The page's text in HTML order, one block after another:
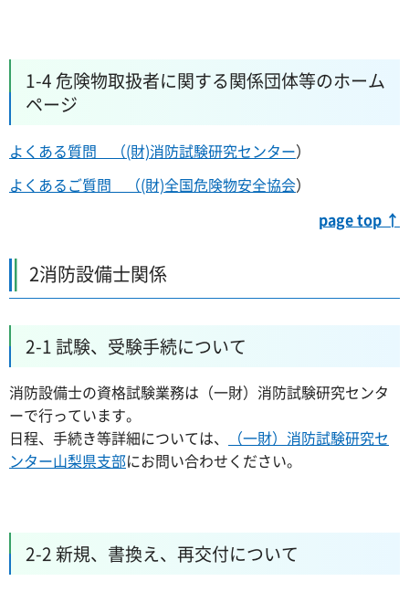
1-4 危険物取扱者に関する関係団体等のホーム
ページ
よくある質問 （(財)消防試験研究センター）
よくあるご質問 （(財)全国危険物安全協会）
page top ↑
2消防設備士関係
2-1 試験、受験手続について
消防設備士の資格試験業務は（一財）消防試験研究センタ
ーで行っています。
日程、手続き等詳細については、
（一財）消防試験研究セ
ンター山梨県支部にお問い合わせください。
2-2 新規、書換え、再交付について